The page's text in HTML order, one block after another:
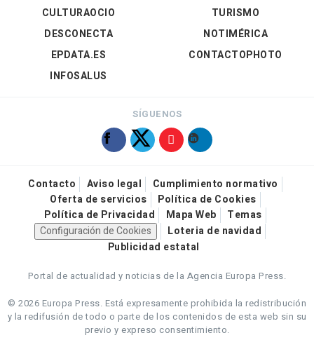
CULTURAOCIO
DESCONECTA
EPDATA.ES
INFOSALUS
TURISMO
NOTIMÉRICA
CONTACTOPHOTO
SÍGUENOS
Contacto Aviso legal
Cumplimiento normativo
Oferta de servicios
Política de Cookies
Política de Privacidad
Mapa Web
Temas
Configuración de Cookies
Loteria de navidad
Publicidad estatal
Portal de actualidad y noticias de la Agencia Europa Press.
© 2026 Europa Press. Está expresamente prohibida la redistribución
y la redifusión de todo o parte de los contenidos de esta web sin su
previo y expreso consentimiento.